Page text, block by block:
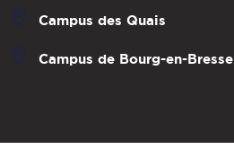
Campus des Quais
Campus de Bourg-en-Bresse